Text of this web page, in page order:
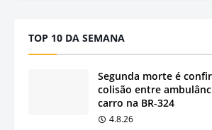
TOP 10 DA SEMANA
Segunda morte é
colisão entre
carro na BR-324
4.8.26